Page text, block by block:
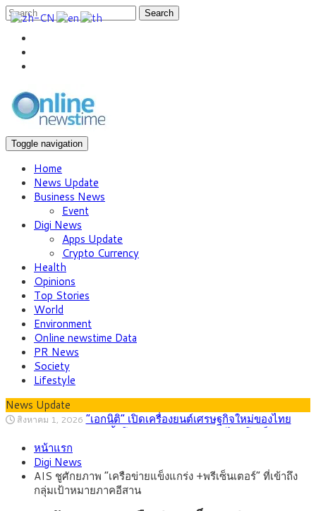
Search
Toggle navigation
Home
News Update
Business News
Event
Digi News
Apps Update
Crypto Currency
Health
Opinions
Top Stories
World
Environment
Online newstime Data
PR News
Society
Lifestyle
News Update
สิงหาคม 1, 2026 “เอกนิติ” เปิดเครื่องยนต์เศรษฐกิจใหม่ของไทย
ศักยภาพ
ติดลายการ์ตูน กรมศุลกากร เตือนผู้ปกครองเฝ้าระวัง หลังยึดล็อต
ใหญ่จากเยอรมนี
กรกฎาคม 27, 2026
2569) ซื้อขายในกรอบ 33.40-34.00 มองเฟดคงดอกเบี้ย
สิงหาคม 5, 2026
หน้ารถไฟฟ้าสงขลา โมโนเรล 12.54 กม. เชื่อมเมืองหาดใหญ่
สิงหาคม 4, 2026 สธ.ชี้ รพ.รัฐแบกรับผู้ป่วยบัตรทอง 87% แต่ได้งบ
รายหัวเพียง 2,618 บาท เสนอทบทวนจัดสรรงบให้สอดคล้องภาระ
สิงหาคม 3, 2026 กรุงศรี คาดเงินบาทสัปดาห์นี้ซื้อขายในกรอบ
หน้าแรก
Digi News
AIS ชูศักยภาพ “เครือข่ายแข็งแกร่ง +พรีเซ็นเตอร์” ที่เข้าถึง
กลุ่มเป้าหมายภาคอีสาน